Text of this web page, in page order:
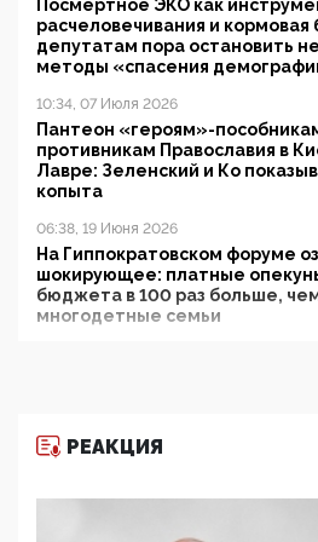
Посмертное ЭКО как
расчеловечивания и кормовая
депутатам пора остановить
методы «спасения
10:34, 07 Июля 2026
Пантеон «героям»-
противникам Православия в
Лавре: Зеленский и Ко
копыта
06:38, 19 Июня 2026
На Гиппократовском форуме
шокирующее: платные
бюджета в 100 раз больше,
многодетные семьи
11:53, 09 Июня 2026
деятельность ИИТО ЮНЕСКО в
цифроглобалисты
РЕАКЦИЯ